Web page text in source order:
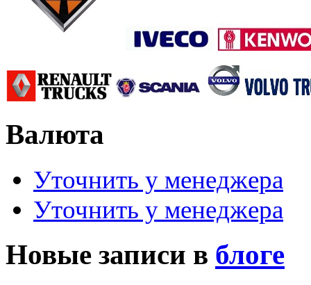
Валюта
Уточнить у менеджера
Уточнить у менеджера
Новые записи в блоге